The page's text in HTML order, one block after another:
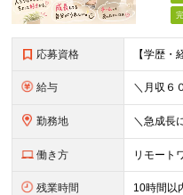
応募資格
給与
勤務地
働き方 リモート
残業時間 10時間以